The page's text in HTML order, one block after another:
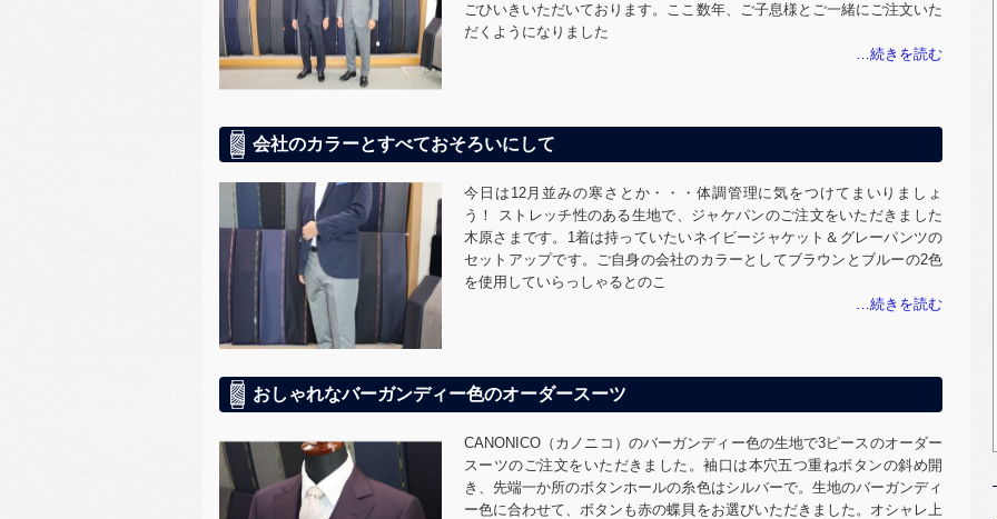
ごひいきいただいております。ここ数年、ご子息様とご一緒にご注文いた
だくようになりました
会社のカラーとすべておそろいにして
今日は12月並みの寒さとか・・・体調管理に気をつけてまいりましょ
う！ ストレッチ性のある生地で、ジャケパンのご注文をいただきました
木原さまです。1着は持っていたいネイビージャケット＆グレーパンツの
セットアップです。ご自身の会社のカラーとしてブラウンとブルーの2色
を使用していらっしゃるとのこ
おしゃれなバーガンディー色のオーダースーツ
CANONICO（カノニコ）のバーガンディー色の生地で3ピースのオーダー
スーツのご注文をいただきました。袖口は本穴五つ重ねボタンの斜め開
き、先端一か所のボタンホールの糸色はシルバーで。生地のバーガンディ
ー色に合わせて、ボタンも赤の蝶貝をお選びいただきました。オシャレ上